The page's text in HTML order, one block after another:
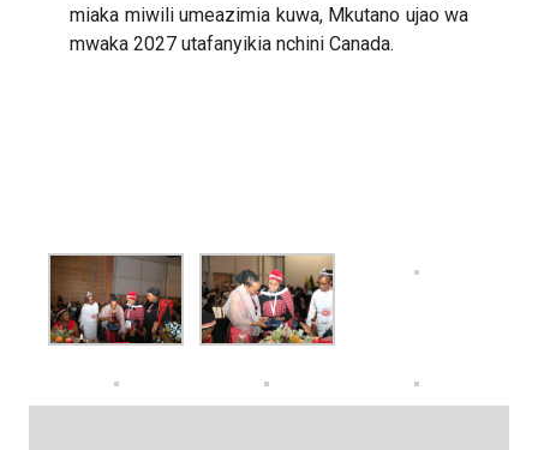
miaka miwili umeazimia kuwa, Mkutano ujao wa
mwaka 2027 utafanyikia nchini Canada.